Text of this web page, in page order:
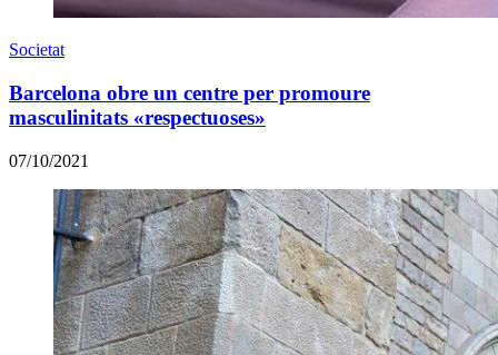
Societat
Barcelona obre un centre per promoure
masculinitats «respectuoses»
07/10/2021